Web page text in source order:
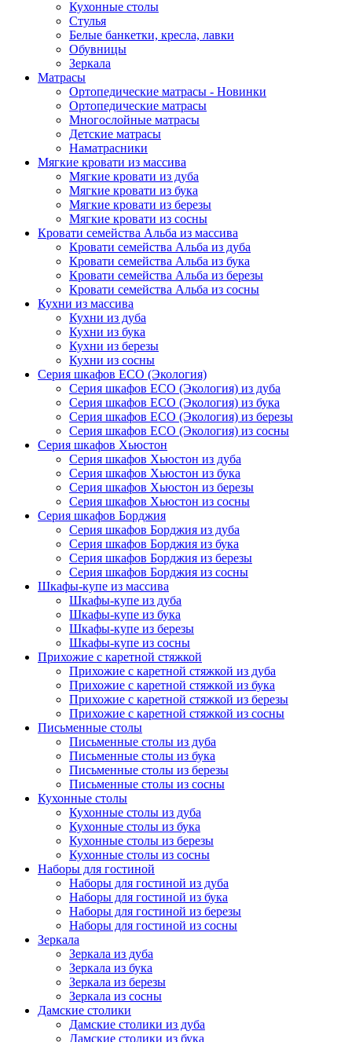
Кухонные столы
Стулья
Белые банкетки, кресла, лавки
Обувницы
Зеркала
Матрасы
Ортопедические матрасы - Новинки
Ортопедические матрасы
Многослойные матрасы
Детские матрасы
Наматрасники
Мягкие кровати из массива
Мягкие кровати из дуба
Мягкие кровати из бука
Мягкие кровати из березы
Мягкие кровати из сосны
Кровати семейства Альба из массива
Кровати семейства Альба из дуба
Кровати семейства Альба из бука
Кровати семейства Альба из березы
Кровати семейства Альба из сосны
Кухни из массива
Кухни из дуба
Кухни из бука
Кухни из березы
Кухни из сосны
Серия шкафов ECO (Экология)
Серия шкафов ECO (Экология) из дуба
Серия шкафов ECO (Экология) из бука
Серия шкафов ECO (Экология) из березы
Серия шкафов ECO (Экология) из сосны
Серия шкафов Хьюстон
Серия шкафов Хьюстон из дуба
Серия шкафов Хьюстон из бука
Серия шкафов Хьюстон из березы
Серия шкафов Хьюстон из сосны
Серия шкафов Борджия
Серия шкафов Борджия из дуба
Серия шкафов Борджия из бука
Серия шкафов Борджия из березы
Серия шкафов Борджия из сосны
Шкафы-купе из массива
Шкафы-купе из дуба
Шкафы-купе из бука
Шкафы-купе из березы
Шкафы-купе из сосны
Прихожие с каретной стяжкой
Прихожие с каретной стяжкой из дуба
Прихожие с каретной стяжкой из бука
Прихожие с каретной стяжкой из березы
Прихожие с каретной стяжкой из сосны
Письменные столы
Письменные столы из дуба
Письменные столы из бука
Письменные столы из березы
Письменные столы из сосны
Кухонные столы
Кухонные столы из дуба
Кухонные столы из бука
Кухонные столы из березы
Кухонные столы из сосны
Наборы для гостиной
Наборы для гостиной из дуба
Наборы для гостиной из бука
Наборы для гостиной из березы
Наборы для гостиной из сосны
Зеркала
Зеркала из дуба
Зеркала из бука
Зеркала из березы
Зеркала из сосны
Дамские столики
Дамские столики из дуба
Дамские столики из бука